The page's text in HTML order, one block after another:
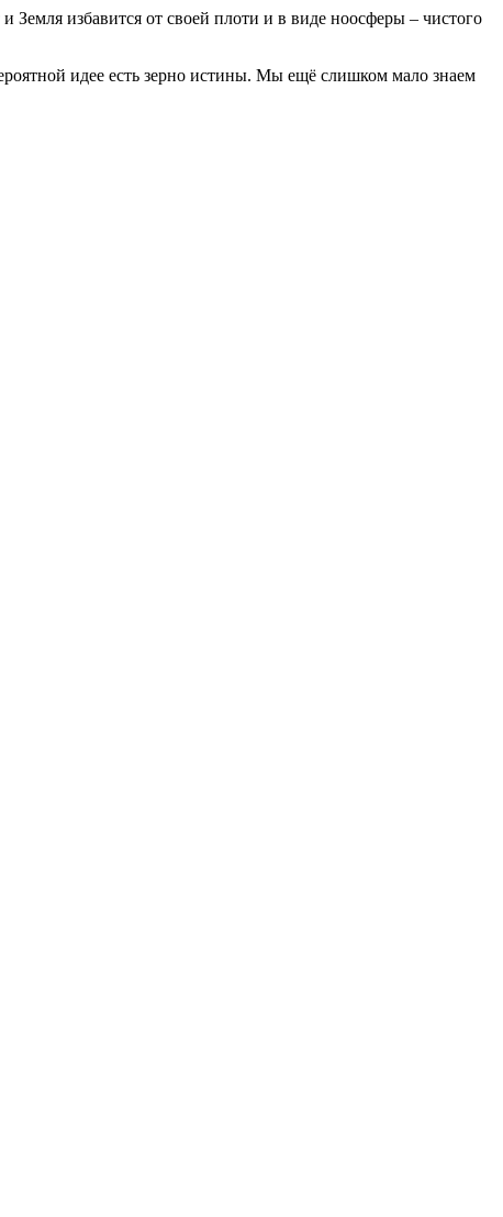
Земля избавится от своей плоти и в виде ноосферы – чистого
идее есть зерно истины. Мы ещё слишком мало знаем